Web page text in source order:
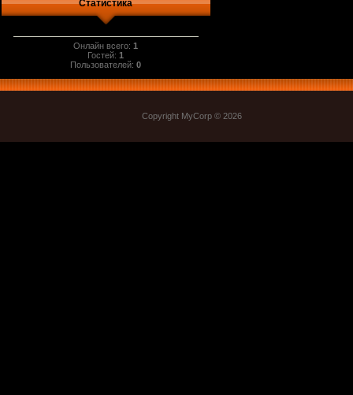
Статистика
Онлайн всего:1
Гостей:1
Пользователей:0
Copyright MyCorp © 2026